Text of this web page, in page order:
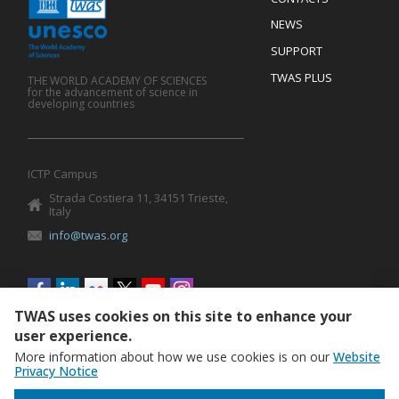
Footer
NEWS
SUPPORT
TWAS PLUS
THE WORLD ACADEMY OF SCIENCES
for the advancement of science in
developing countries
ICTP Campus
Strada Costiera 11, 34151 Trieste,
Italy
info@twas.org
Social
menu
TWAS uses cookies on this site to enhance your
user experience.
More information about how we use cookies is on our Website
Privacy Notice